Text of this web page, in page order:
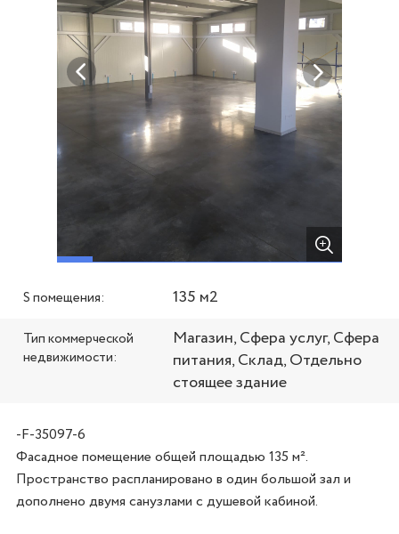
S помещения: 135 м2
Тип коммерческой
недвижимости:
Магазин, Сфера услуг, Сфера
питания, Склад, Отдельно
стоящее здание
-F-35097-6
Фасадное помещение общей площадью 135 м².
Пространство распланировано в один большой зал и
дополнено двумя санузлами с душевой кабиной.